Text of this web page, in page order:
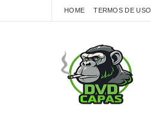
HOME TERMOS DE USO